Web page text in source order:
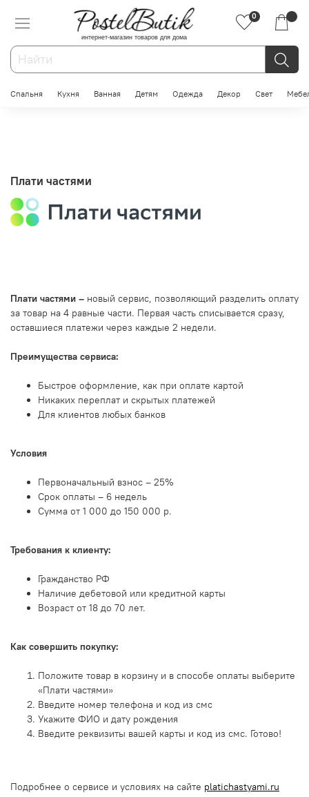
интернет-магазин товаров для дома
0
Спальня Кухня Ванная Детям Одежда Декор Свет
Плати частями
Плати частями – новый сервис, позволяющий разделить оплату
за товар на 4 равные части. Первая часть списывается сразу,
оставшиеся платежи через каждые 2 недели.
Преимущества сервиса:
Быстрое оформление, как при оплате картой
Никаких переплат и скрытых платежей
Для клиентов любых банков
Условия
Первоначальный взнос – 25%
Срок оплаты – 6 недель
Сумма от 1 000 до 150 000 р.
Требования к клиенту:
Гражданство РФ
Наличие дебетовой или кредитной карты
Возраст от 18 до 70 лет.
Как совершить покупку:
Положите товар в корзину и в способе оплаты выберите
«Плати частями»
Введите номер телефона и код из смс
Укажите ФИО и дату рождения
Введите реквизиты вашей карты и код из смс. Готово!
Подробнее о сервисе и условиях на сайте platichastyami.ru